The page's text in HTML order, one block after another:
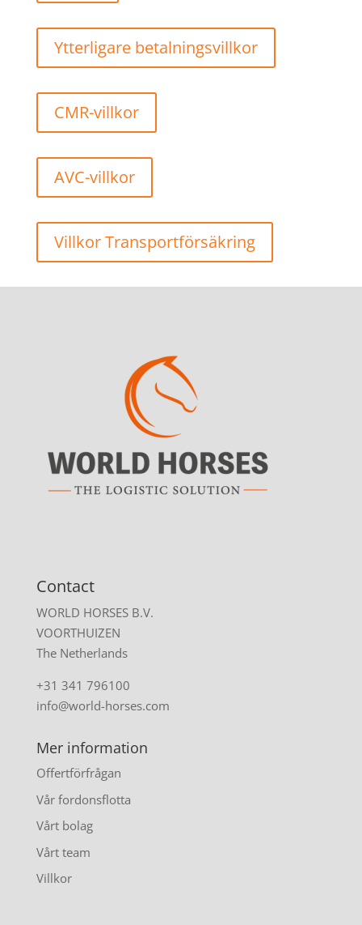
Ytterligare betalningsvillkor
CMR-villkor
AVC-villkor
Villkor Transportförsäkring
Contact
WORLD HORSES B.V.
VOORTHUIZEN
The Netherlands
+31 341 796100
info@world-horses.com
Mer information
Offertförfrågan
Vår fordonsflotta
Vårt bolag
Vårt team
Villkor